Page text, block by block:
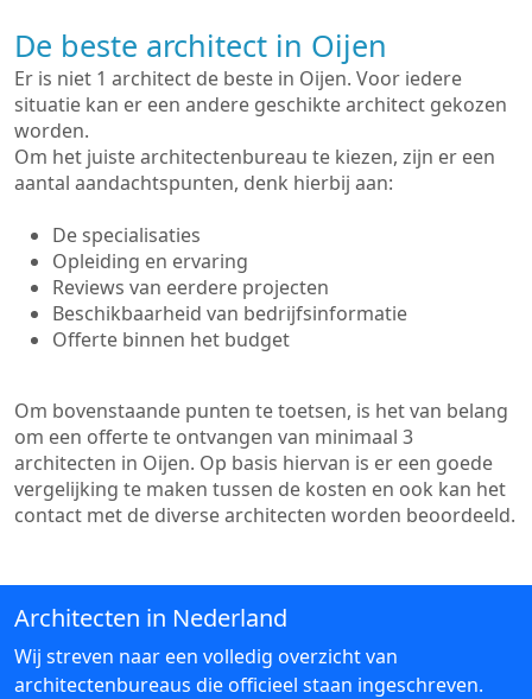
De beste architect in Oijen
Er is niet 1 architect de beste in Oijen. Voor iedere
situatie kan er een andere geschikte architect gekozen
worden.
Om het juiste architectenbureau te kiezen, zijn er een
aantal aandachtspunten, denk hierbij aan:
De specialisaties
Opleiding en ervaring
Reviews van eerdere projecten
Beschikbaarheid van bedrijfsinformatie
Offerte binnen het budget
Om bovenstaande punten te toetsen, is het van belang
om een offerte te ontvangen van minimaal 3
architecten in Oijen. Op basis hiervan is er een goede
vergelijking te maken tussen de kosten en ook kan het
contact met de diverse architecten worden beoordeeld.
Architecten in Nederland
Wij streven naar een volledig overzicht van
architectenbureaus die officieel staan ingeschreven.